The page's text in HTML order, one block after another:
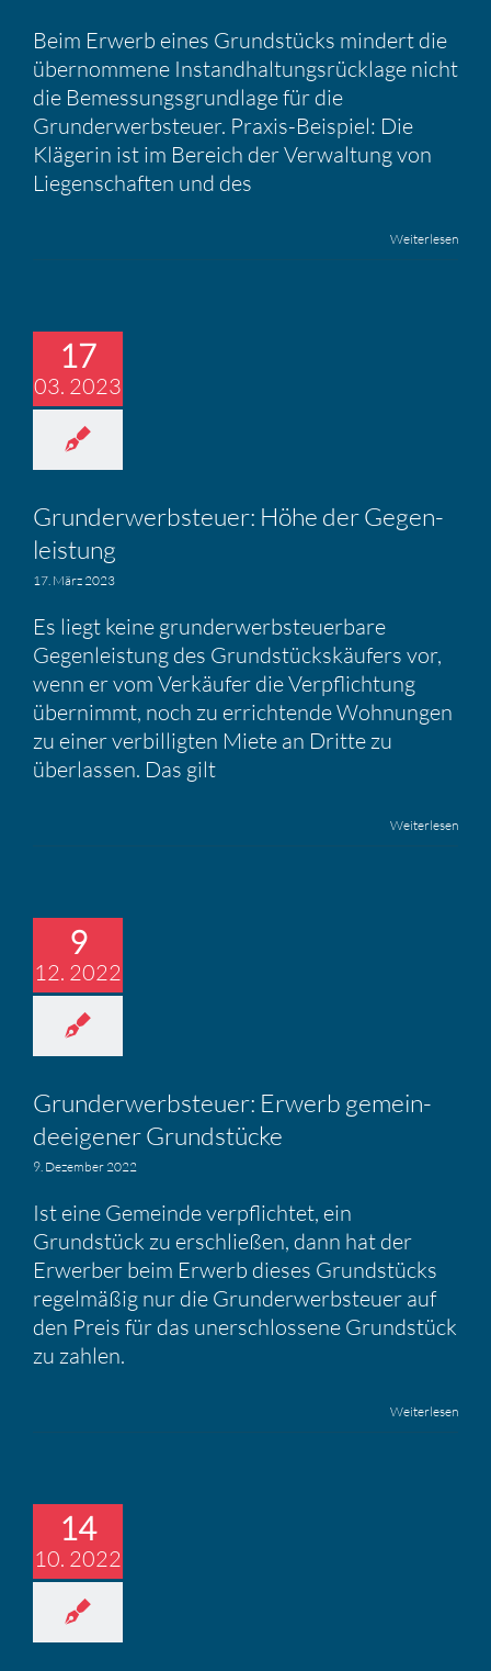
Beim Erwerb eines Grundstücks mindert die
übernommene Instandhaltungsrücklage nicht
die Bemessungsgrundlage für die
Grunderwerbsteuer. Praxis-Beispiel: Die
Klägerin ist im Bereich der Verwaltung von
Liegenschaften und des
Weiterlesen
17
03. 2023
Grund­er­werb­steuer: Höhe der Gegen­
leis­tung
17. März 2023
Es liegt keine grunderwerbsteuerbare
Gegenleistung des Grundstückskäufers vor,
wenn er vom Verkäufer die Verpflichtung
übernimmt, noch zu errichtende Wohnungen
zu einer verbilligten Miete an Dritte zu
überlassen. Das gilt
Weiterlesen
9
12. 2022
Grund­er­werb­steuer: Erwerb gemein­
de­ei­gener Grund­stücke
9. Dezember 2022
Ist eine Gemeinde verpflichtet, ein
Grundstück zu erschließen, dann hat der
Erwerber beim Erwerb dieses Grundstücks
regelmäßig nur die Grunderwerbsteuer auf
den Preis für das unerschlossene Grundstück
zu zahlen.
Weiterlesen
14
10. 2022